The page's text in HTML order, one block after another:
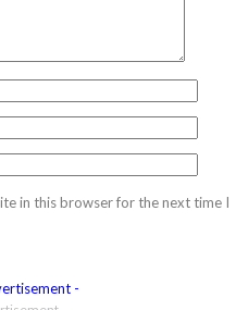
in this browser for the next time I